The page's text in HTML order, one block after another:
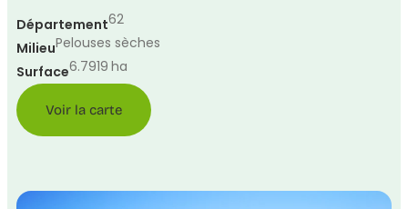
Département62
MilieuPelouses sèches
Surface6.7919 ha
Voir la carte